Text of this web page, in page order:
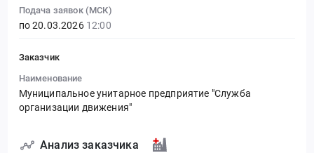
Подача заявок (МСК)
по 20.03.2026 12:00
Заказчик
Наименование
Муниципальное унитарное предприятие "Служба
организации движения"
Анализ заказчика